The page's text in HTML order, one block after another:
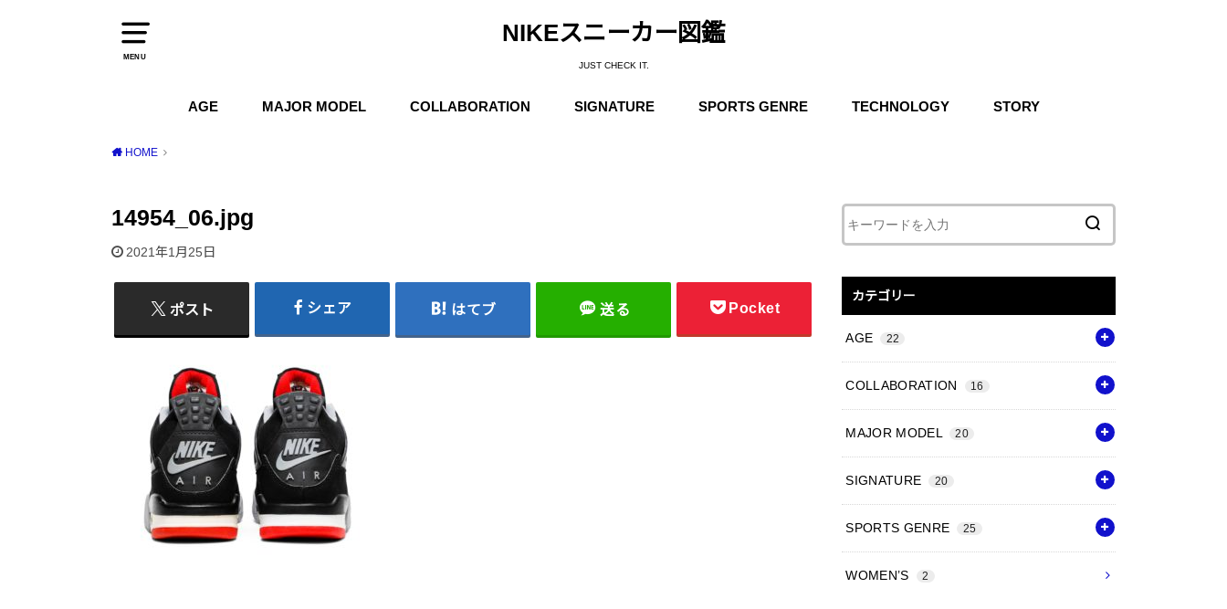
MENU
NIKEスニーカー図鑑
JUST CHECK IT.
AGE MAJOR MODEL COLLABORATION SIGNATURE SPORTS GENRE TECHNOLOGY STORY
HOME
14954_06.jpg
2021年1月25日
ポスト シェア はてブ 送る Pocket
カテゴリー
AGE 22
COLLABORATION 16
MAJOR MODEL 20
SIGNATURE 20
SPORTS GENRE 25
WOMEN’S 2